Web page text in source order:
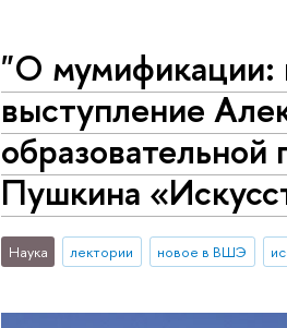
"О мумификации:
выступление
Пушкина
Наука лектории новое в ВШЭ